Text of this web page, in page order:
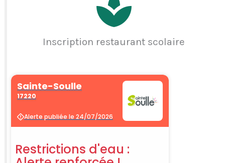
Inscription restaurant scolaire